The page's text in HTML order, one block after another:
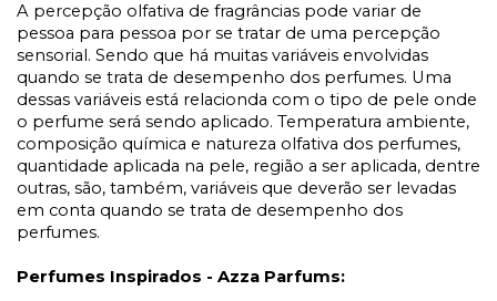
A percepção olfativa de fragrâncias pode variar de
pessoa para pessoa por se tratar de uma percepção
sensorial. Sendo que há muitas variáveis envolvidas
quando se trata de desempenho dos perfumes. Uma
dessas variáveis está relacionda com o tipo de pele onde
o perfume será sendo aplicado. Temperatura ambiente,
composição química e natureza olfativa dos perfumes,
quantidade aplicada na pele, região a ser aplicada, dentre
outras, são, também, variáveis que deverão ser levadas
em conta quando se trata de desempenho dos
perfumes.
Perfumes Inspirados - Azza Parfums: